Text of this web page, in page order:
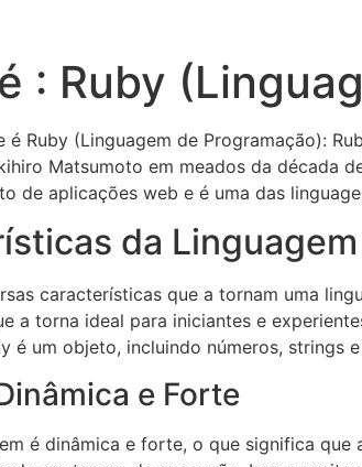
: Ruby
é Ruby (Linguagem de Programação):
Matsumoto em meados da década
de aplicações web e é uma das
da
características que a tornam uma
a torna ideal para iniciantes e
é um objeto, incluindo números, strings
e Forte
é dinâmica e forte, o que significa